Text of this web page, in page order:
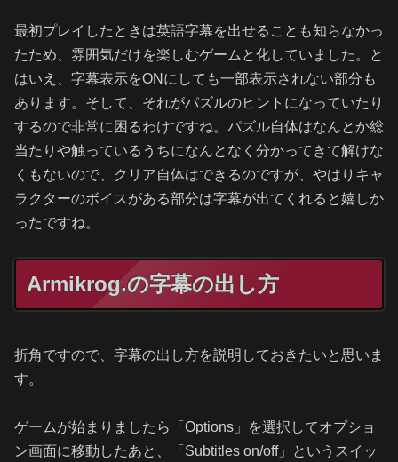
最初プレイしたときは英語字幕を出せることも知らなかっ
たため、雰囲気だけを楽しむゲームと化していました。と
はいえ、字幕表示をONにしても一部表示されない部分も
あります。そして、それがパズルのヒントになっていたり
するので非常に困るわけですね。パズル自体はなんとか総
当たりや触っているうちになんとなく分かってきて解けな
くもないので、クリア自体はできるのですが、やはりキャ
ラクターのボイスがある部分は字幕が出てくれると嬉しか
ったですね。
Armikrog.の字幕の出し方
折角ですので、字幕の出し方を説明しておきたいと思いま
す。
ゲームが始まりましたら「Options」を選択してオプショ
ン画面に移動したあと、「Subtitles on/off」というスイッ